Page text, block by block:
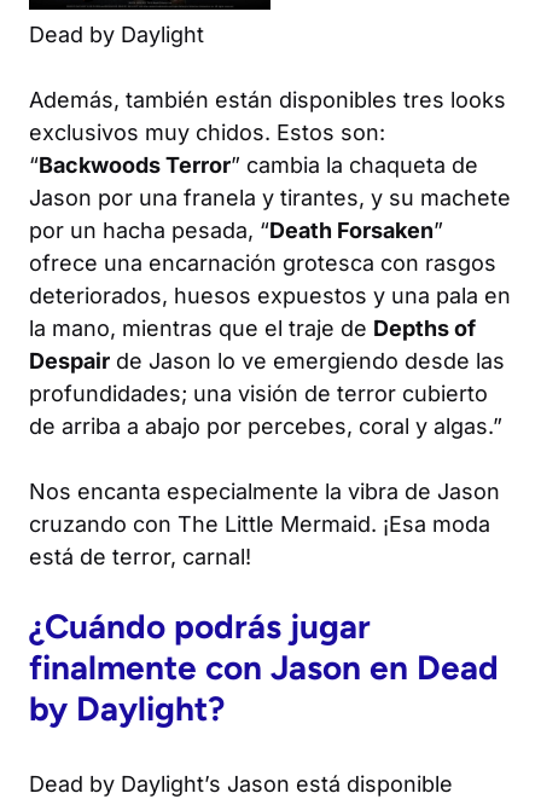
Dead by Daylight
Además, también están disponibles tres looks
exclusivos muy chidos. Estos son:
“Backwoods Terror” cambia la chaqueta de
Jason por una franela y tirantes, y su machete
por un hacha pesada, “Death Forsaken”
ofrece una encarnación grotesca con rasgos
deteriorados, huesos expuestos y una pala en
la mano, mientras que el traje de Depths of
Despair de Jason lo ve emergiendo desde las
profundidades; una visión de terror cubierto
de arriba a abajo por percebes, coral y algas.”
Nos encanta especialmente la vibra de Jason
cruzando con The Little Mermaid. ¡Esa moda
está de terror, carnal!
¿Cuándo podrás jugar
finalmente con Jason en Dead
by Daylight?
Dead by Daylight’s Jason está disponible